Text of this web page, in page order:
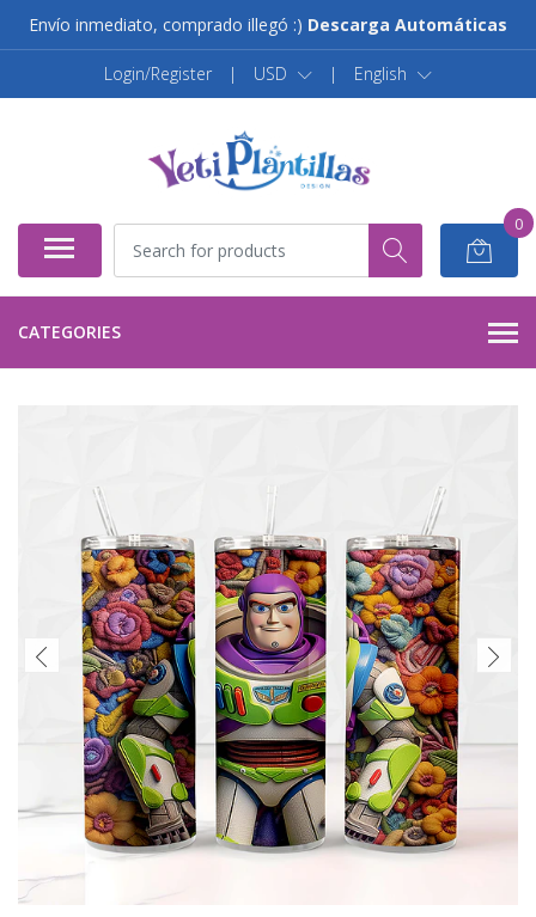
Envío inmediato, comprado illegó :) Descarga Automáticas
Login/Register | USD | English
0
CATEGORIES